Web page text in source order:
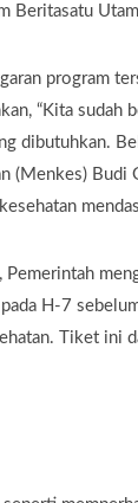
Beritasatu
program
“Kita
dibutuhkan.
(Menkes) Budi
H-7
Tiket ini